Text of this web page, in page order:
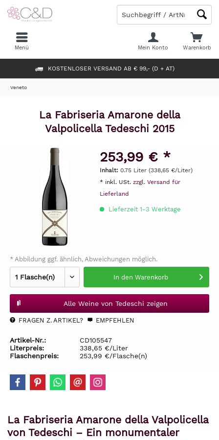
KOSTENLOSER VERSAND AB € 99,- (D + AT)
Warenkorb
Mein Konto
Menü
Veneto
La Fabriseria Amarone della
Valpolicella Tedeschi 2015
253,99 € *
Inhalt: 0.75 Liter (338,65 €/Liter)
* inkl. USt. zzgl. Versand für
Lieferland
Lieferzeit 1-3 Werktage
* Abbildung ggf. ähnlich, Abweichungen möglich.
In den Warenkorb
Alle Weine von Tedeschi zeigen
FRAGEN Z. ARTIKEL? EMPFEHLEN
Artikel-Nr.:
CD105547
Literpreis:
338,65 €/Liter
Flaschenpreis:
253,99 €/Flasche(n)
La Fabriseria Amarone della Valpolicella
von Tedeschi – Ein monumentaler